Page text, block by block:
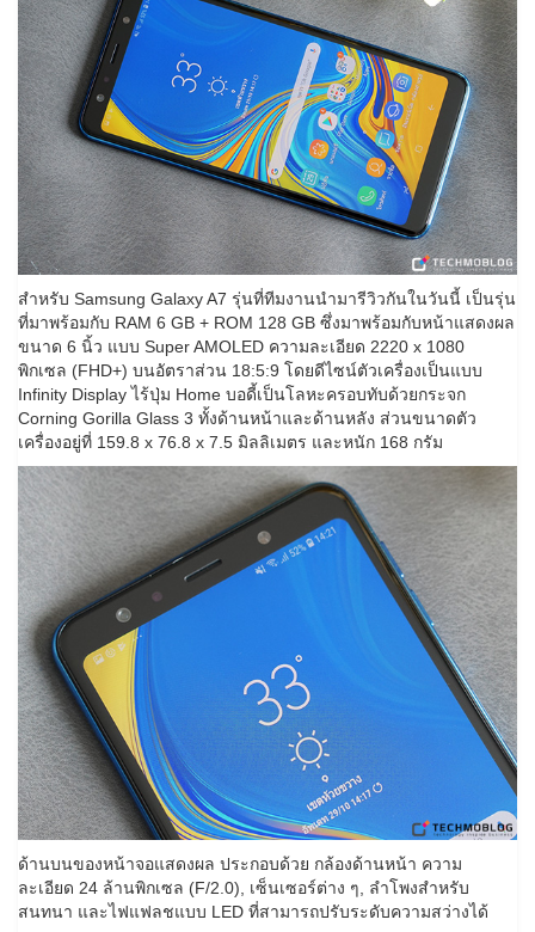
สำหรับ Samsung Galaxy A7 รุ่นที่ทีมงานนำมารีวิวกันในวันนี้ เป็นรุ่น
ที่มาพร้อมกับ RAM 6 GB + ROM 128 GB ซึ่งมาพร้อมกับหน้าแสดงผล
ขนาด 6 นิ้ว แบบ Super AMOLED ความละเอียด 2220 x 1080
พิกเซล (FHD+) บนอัตราส่วน 18:5:9 โดยดีไซน์ตัวเครื่องเป็นแบบ
Infinity Display ไร้ปุ่ม Home บอดี้เป็นโลหะครอบทับด้วยกระจก
Corning Gorilla Glass 3 ทั้งด้านหน้าและด้านหลัง ส่วนขนาดตัว
เครื่องอยู่ที่ 159.8 x 76.8 x 7.5 มิลลิเมตร และหนัก 168 กรัม
ด้านบนของหน้าจอแสดงผล ประกอบด้วย กล้องด้านหน้า ความ
ละเอียด 24 ล้านพิกเซล (F/2.0), เซ็นเซอร์ต่าง ๆ, ลำโพงสำหรับ
สนทนา และไฟแฟลชแบบ LED ที่สามารถปรับระดับความสว่างได้